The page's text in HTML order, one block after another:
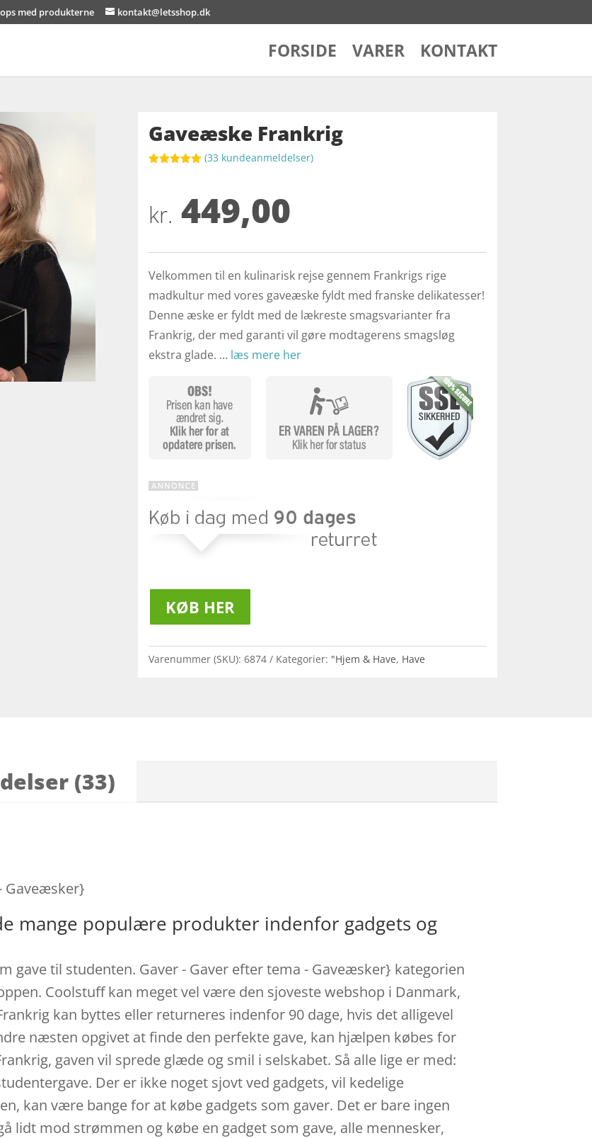
med produkterne kontakt@letsshop.dk
FORSIDE VARER KONTAKT
Gaveæske Frankrig
baseret på
kundebedøm
melser
(33 kundeanmeldelser)
kr. 449,00
Velkommen til en kulinarisk rejse gennem Frankrigs rige
madkultur med vores gaveæske fyldt med franske delikatesser!
Denne æske er fyldt med de lækreste smagsvarianter fra
Frankrig, der med garanti vil gøre modtagerens smagsløg
ekstra glade. … læs mere her
KØB HER
Varenummer (SKU): 6874 Kategorier: "Hjem & Have, Have
(33)
Gaveæsker}
mange populære produkter indenfor gadgets og
gave til studenten. Gaver - Gaver efter tema - Gaveæsker} kategorien
Coolstuff kan meget vel være den sjoveste webshop i Danmark,
kan byttes eller returneres indenfor 90 dage, hvis det alligevel
næsten opgivet at finde den perfekte gave, kan hjælpen købes for
gaven vil sprede glæde og smil i selskabet. Så alle lige er med:
Der er ikke noget sjovt ved gadgets, vil kedelige
kan være bange for at købe gadgets som gaver. Det er bare ingen
lidt mod strømmen og købe en gadget som gave, alle mennesker,